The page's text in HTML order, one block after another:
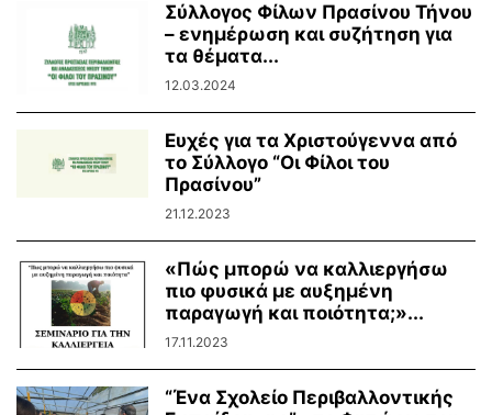
Σύλλογος Φίλων Πρασίνου Τήνου
– ενημέρωση και συζήτηση για
τα θέματα...
12.03.2024
Ευχές για τα Χριστούγεννα από
το Σύλλογο “Οι Φίλοι του
Πρασίνου”
21.12.2023
«Πώς μπορώ να καλλιεργήσω
πιο φυσικά με αυξημένη
παραγωγή και ποιότητα;»...
17.11.2023
“Ένα Σχολείο Περιβαλλοντικής